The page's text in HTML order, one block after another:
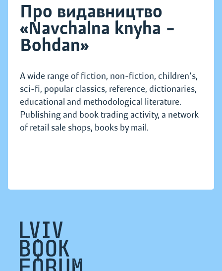
Про видавництво
«Navchalna knyha –
Bohdan»
A wide range of fiction, non-fiction, children's,
sci-fi, popular classics, reference, dictionaries,
educational and methodological literature.
Publishing and book trading activity, a network
of retail sale shops, books by mail.